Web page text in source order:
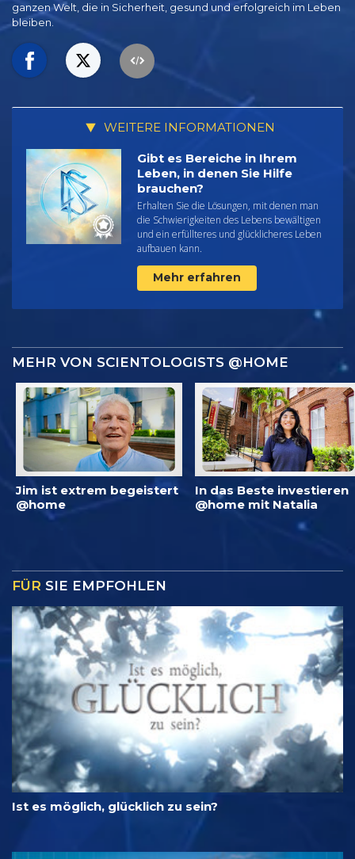
ganzen Welt, die in Sicherheit, gesund und erfolgreich im Leben
bleiben.
WEITERE INFORMATIONEN
Gibt es Bereiche in Ihrem
Leben, in denen Sie Hilfe
brauchen?
Erhalten Sie die Lösungen, mit denen man
die Schwierigkeiten des Lebens bewältigen
und ein erfüllteres und glücklicheres Leben
aufbauen kann.
Mehr erfahren
MEHR VON SCIENTOLOGISTS @HOME
Jim ist extrem begeistert
@home
In das Beste investieren
@home mit Natalia
FÜR SIE EMPFOHLEN
Ist es möglich, glücklich zu sein?